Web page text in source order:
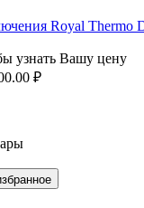
Royal Thermo
узнать Вашу цену
₽